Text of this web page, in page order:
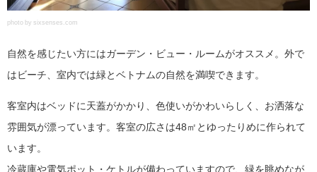
photo by sixsenses.com
自然を感じたい方にはガーデン・ビュー・ルームがオススメ。外で
はビーチ、室内では緑とベトナムの自然を満喫できます。
客室内はベッドに天蓋がかかり、色使いがかわいらしく、お洒落な
雰囲気が漂っています。客室の広さは48㎡とゆったりめに作られて
います。
冷蔵庫や電気ポット・ケトルが備わっていますので、緑を眺めなが